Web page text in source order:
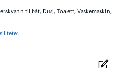
til båt, Dusj, Toalett, Vaskemaskin,
.